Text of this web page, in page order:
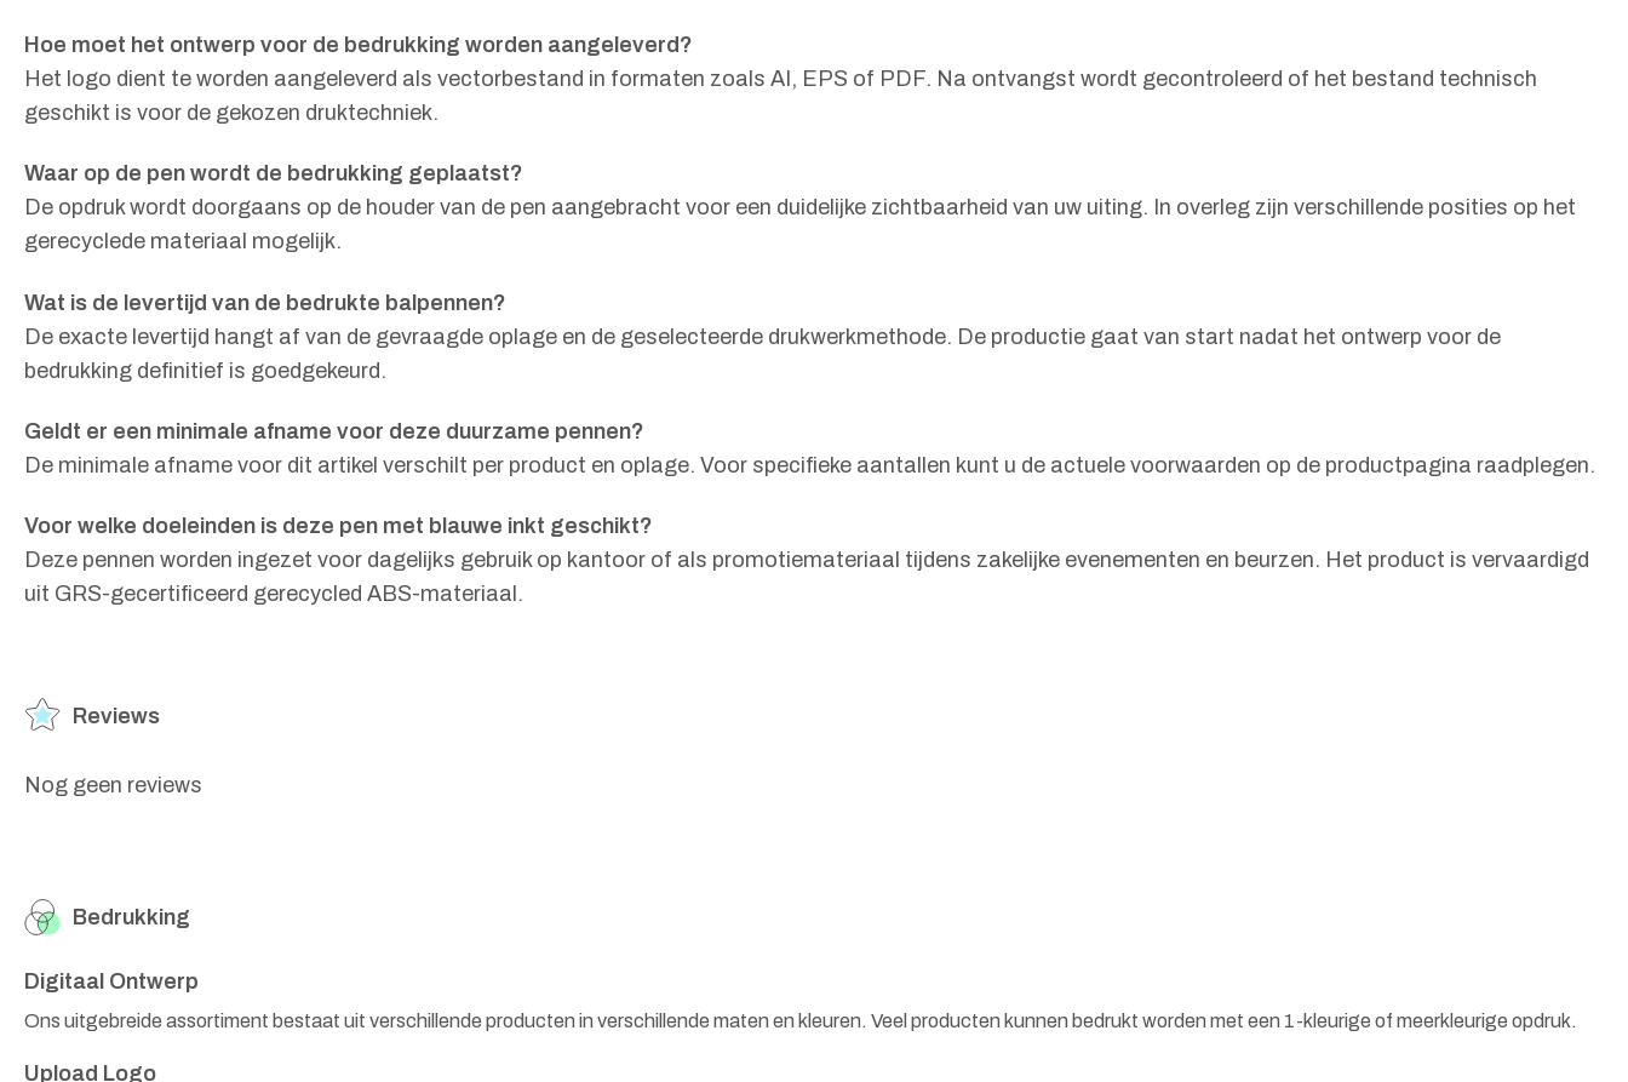
Hoe moet het ontwerp voor de bedrukking worden aangeleverd?
Het logo dient te worden aangeleverd als vectorbestand in formaten zoals AI, EPS of PDF. Na ontvangst wordt gecontroleerd of het bestand technisch
geschikt is voor de gekozen druktechniek.
Waar op de pen wordt de bedrukking geplaatst?
De opdruk wordt doorgaans op de houder van de pen aangebracht voor een duidelijke zichtbaarheid van uw uiting. In overleg zijn verschillende posities op het
gerecyclede materiaal mogelijk.
Wat is de levertijd van de bedrukte balpennen?
De exacte levertijd hangt af van de gevraagde oplage en de geselecteerde drukwerkmethode. De productie gaat van start nadat het ontwerp voor de
bedrukking definitief is goedgekeurd.
Geldt er een minimale afname voor deze duurzame pennen?
De minimale afname voor dit artikel verschilt per product en oplage. Voor specifieke aantallen kunt u de actuele voorwaarden op de productpagina raadplegen.
Voor welke doeleinden is deze pen met blauwe inkt geschikt?
Deze pennen worden ingezet voor dagelijks gebruik op kantoor of als promotiemateriaal tijdens zakelijke evenementen en beurzen. Het product is vervaardigd
uit GRS-gecertificeerd gerecycled ABS-materiaal.
Reviews
Nog geen reviews
Bedrukking
Digitaal Ontwerp
Ons uitgebreide assortiment bestaat uit verschillende producten in verschillende maten en kleuren. Veel producten kunnen bedrukt worden met een 1-kleurige of meerkleurige opdruk.
Upload Logo